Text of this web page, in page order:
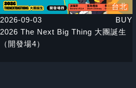
台北
2026-09-03
BUY
2026 The Next Big Thing 大團誕生
（開發場4）